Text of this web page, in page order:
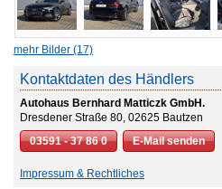
mehr Bilder (17)
Kontaktdaten des Händlers
Autohaus Bernhard Matticzk GmbH.
Dresdener Straße 80, 02625 Bautzen
03591 - 37 86 0
E-Mail senden
Impressum & Rechtliches